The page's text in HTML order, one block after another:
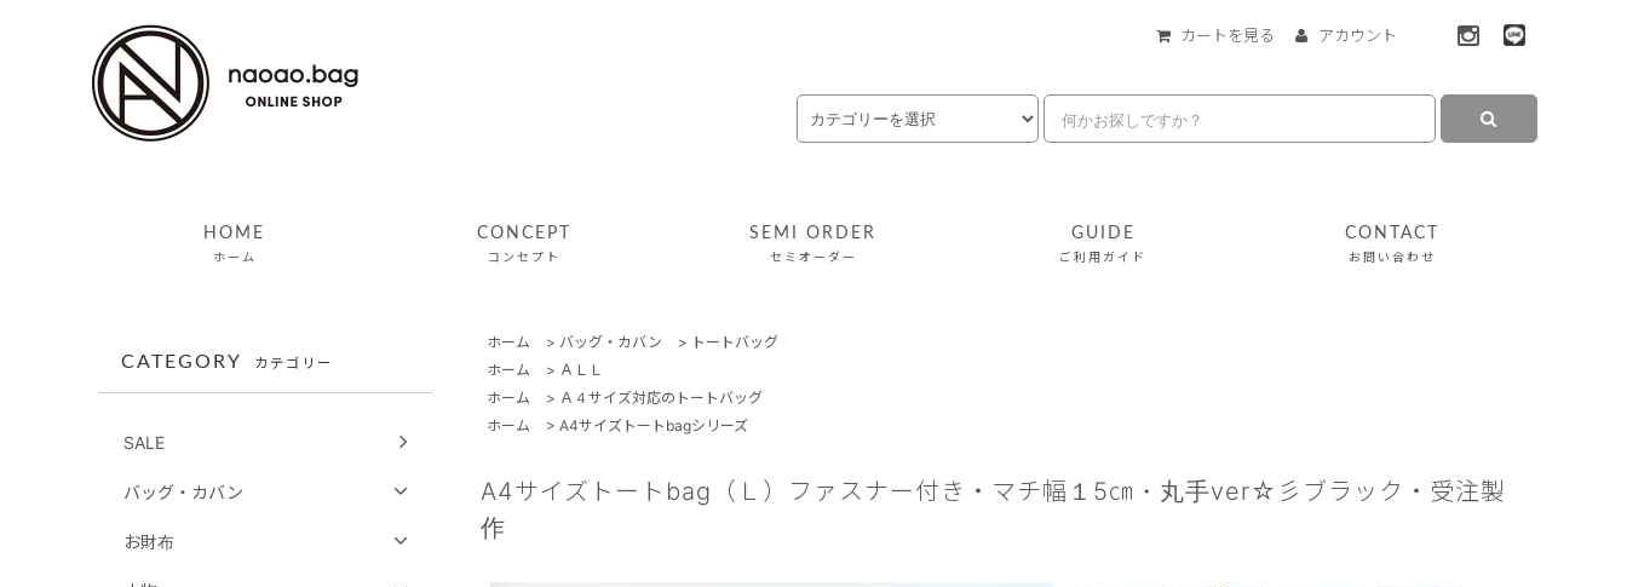
カートを見る アカウント
HOME
ホーム
CONCEPT
コンセプト
SEMI ORDER
セミオーダー
GUIDE
ご利用ガイド
CONTACT
お問い合わせ
ホーム > バッグ・カバン > トートバッグ
ホーム
> ＡＬＬ
ホーム
> Ａ４サイズ対応のトートバッグ
ホーム
> A4サイズトートbagシリーズ
A4サイズトートbag（Ｌ）ファスナー付き・マチ幅１5㎝・丸手ver☆彡ブラック・受注製
作
CATEGORY カテゴリー
SALE
バッグ・カバン
お財布